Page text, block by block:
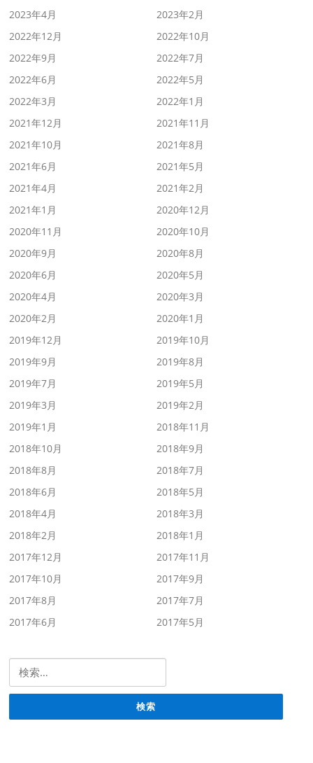
2023年4月
2023年2月
2022年12月
2022年10月
2022年9月
2022年7月
2022年6月
2022年5月
2022年3月
2022年1月
2021年12月
2021年11月
2021年10月
2021年8月
2021年6月
2021年5月
2021年4月
2021年2月
2021年1月
2020年12月
2020年11月
2020年10月
2020年9月
2020年8月
2020年6月
2020年5月
2020年4月
2020年3月
2020年2月
2020年1月
2019年12月
2019年10月
2019年9月
2019年8月
2019年7月
2019年5月
2019年3月
2019年2月
2019年1月
2018年11月
2018年10月
2018年9月
2018年8月
2018年7月
2018年6月
2018年5月
2018年4月
2018年3月
2018年2月
2018年1月
2017年12月
2017年11月
2017年10月
2017年9月
2017年8月
2017年7月
2017年6月
2017年5月
検索: